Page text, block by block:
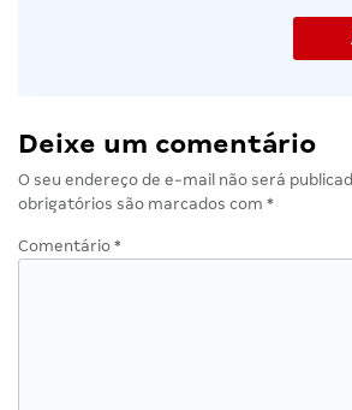
Deixe um comentário
O seu endereço de e-mail não será
obrigatórios são marcados com *
Comentário *